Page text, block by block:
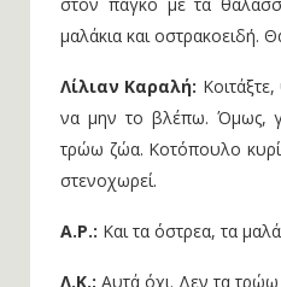
μαλάκια και οστρακοειδή.
Λίλιαν Καραλή:
να μην το βλέπω. Όμως,
τρώω ζώα. Κοτόπουλο
στενοχωρεί.
Α.Ρ.: Και τα όστρεα, τα
Λ.Κ.: Αυτά όχι. Δεν τα